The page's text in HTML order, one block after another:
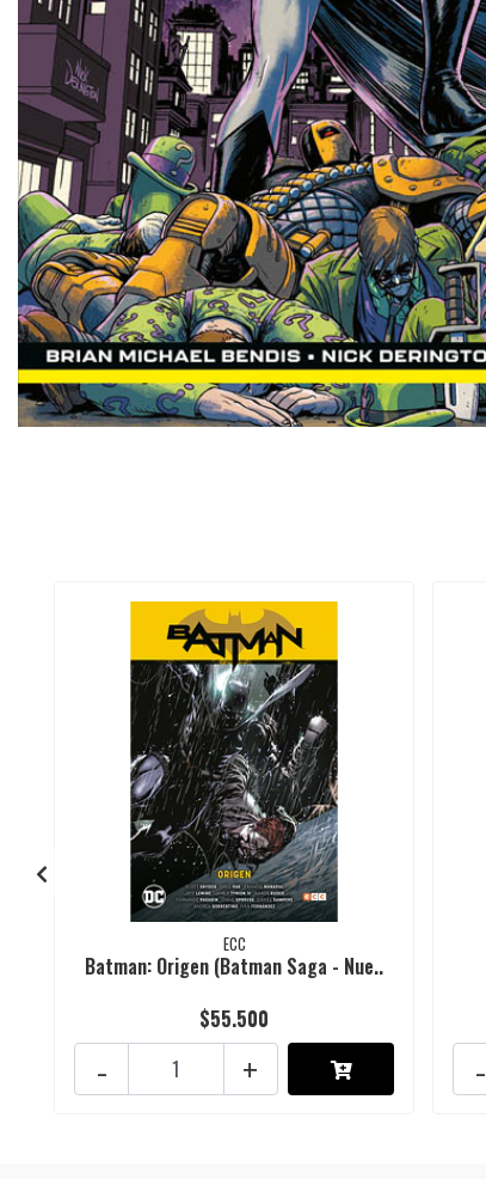
ECC
Batman: Origen (Batman Saga - Nue..
$55.500
+
- -